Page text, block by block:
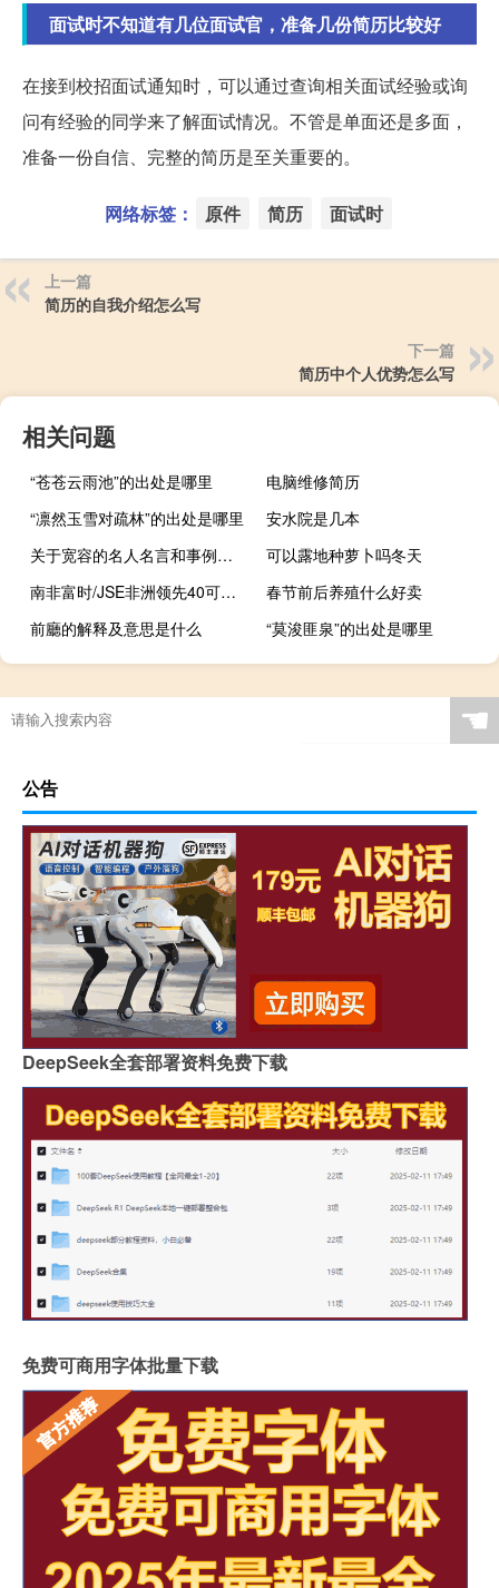
面试时不知道有几位面试官，准备几份简历比较好
在接到校招面试通知时，可以通过查询相关面试经验或询
问有经验的同学来了解面试情况。不管是单面还是多面，
准备一份自信、完整的简历是至关重要的。
网络标签： 原件 简历 面试时
上一篇
简历的自我介绍怎么写
下一篇
简历中个人优势怎么写
相关问题
“苍苍云雨池”的出处是哪里
电脑维修简历
“凛然玉雪对疏林”的出处是哪里
安水院是几本
关于宽容的名人名言和事例（关于宽容的名人名言）
可以露地种萝卜吗冬天
南非富时/JSE非洲领先40可交易指数收跌1.10%报64598.64点逼近2022年11月10日收盘位64087.41点本周累计下跌3.80%
春节前后养殖什么好卖
前廳的解释及意思是什么
“莫浚匪泉”的出处是哪里
☚
公告
DeepSeek全套部署资料免费下载
免费可商用字体批量下载